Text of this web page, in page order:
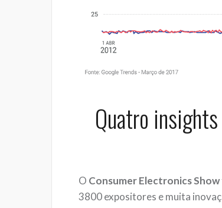
Quatro
O Consumer Electronics Show
3800 expositores e muita